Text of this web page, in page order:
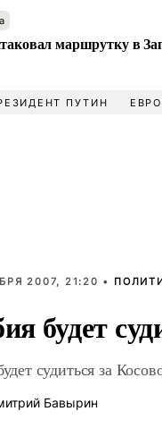
маршрутку в
ПУТИН
2007, 21:20 •
будет
судиться за
Бавырин